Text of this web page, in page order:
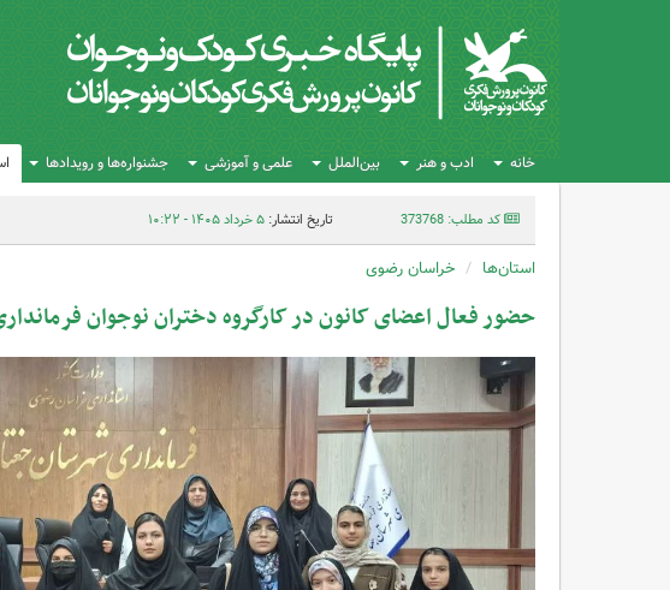
خانه ادب و هنر بین‌الملل علمی و آموزشی جشنواره‌ها و رویدادها
کد مطلب: 373768 تاریخ انتشار:۵ خرداد ۱۴۰۵ - ۱۰:۲۲
استان‌ها خراسان رضوی
حضور فعال اعضای کانون در کارگروه دختران نوجوان